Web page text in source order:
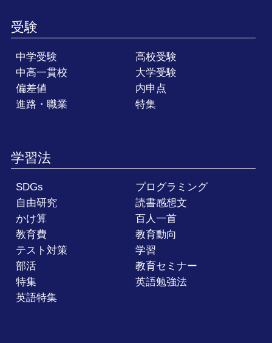
受験
中学受験
高校受験
中高一貫校
大学受験
偏差値
内申点
進路・職業
特集
学習法
SDGs
プログラミング
自由研究
読書感想文
かけ算
百人一首
教育費
教育動向
テスト対策
学習
部活
教育セミナー
特集
英語勉強法
英語特集